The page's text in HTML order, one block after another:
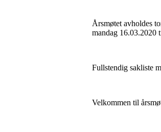
Årsmøtet avholdes
mandag 16.03.2020
Fullstendig sakliste
Velkommen til